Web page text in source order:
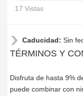
17 Vistas
Caducidad: Sin
TÉRMINOS Y
Disfruta de hasta 9%
puede combinar con